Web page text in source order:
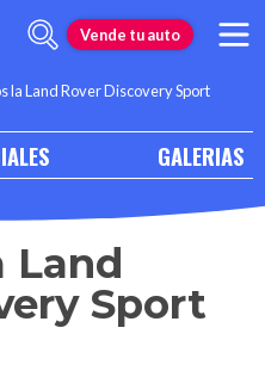
Vende tu auto
la Land Rover Discovery Sport
GALERIAS
Land
Sport